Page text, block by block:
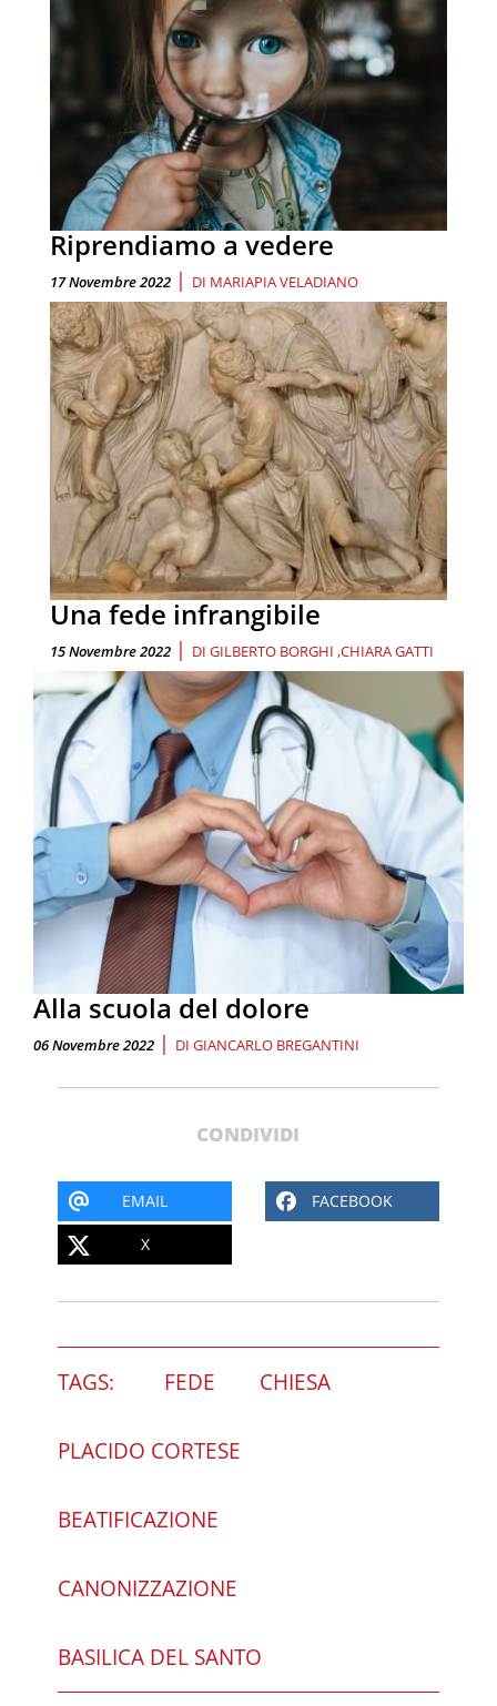
Riprendiamo a vedere
17 Novembre 2022 | DI MARIAPIA VELADIANO
Una fede infrangibile
15 Novembre 2022 | DI GILBERTO BORGHI CHIARA GATTI
Alla scuola del dolore
06 Novembre 2022 | DI GIANCARLO BREGANTINI
CONDIVIDI
EMAIL FACEBOOK
X
TAGS: FEDE CHIESA
PLACIDO CORTESE
BEATIFICAZIONE
CANONIZZAZIONE
BASILICA DEL SANTO